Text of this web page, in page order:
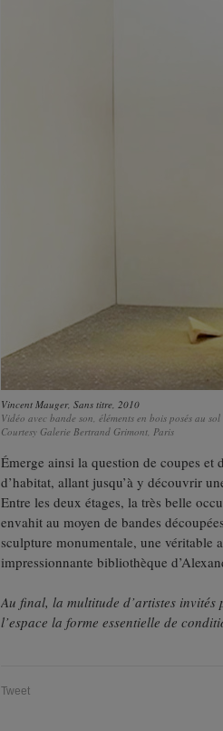
Vincent Mauger, Sans titre, 2010
Vidéo avec bande son, éléments en bois posés au
Courtesy Galerie Bertrand Grimont, Paris
Émerge ainsi la question de coupes et
d’habitat, allant jusqu’à y découvrir
Entre les deux étages, la très belle
envahit au moyen de bandes
sculpture monumentale, une véritable
impressionnante bibliothèque
Au final, la multitude d’artistes
l’espace la forme essentielle de
Tweet